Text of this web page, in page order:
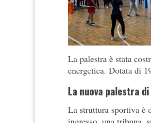
La palestra è stata
energetica. Dotata di
La nuova palestra
La struttura sportiva è